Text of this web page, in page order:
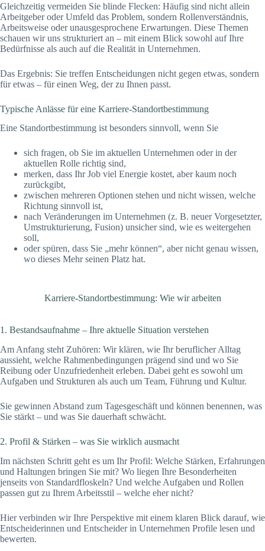
Gleichzeitig vermeiden Sie blinde Flecken: Häufig sind nicht allein
Arbeitgeber oder Umfeld das Problem, sondern Rollenverständnis,
Arbeitsweise oder unausgesprochene Erwartungen. Diese Themen
schauen wir uns strukturiert an – mit einem Blick sowohl auf Ihre
Bedürfnisse als auch auf die Realität in Unternehmen.
Das Ergebnis: Sie treffen Entscheidungen nicht gegen etwas, sondern
für etwas – für einen Weg, der zu Ihnen passt.
Typische Anlässe für eine Karriere-Standortbestimmung
Eine Standortbestimmung ist besonders sinnvoll, wenn Sie
sich fragen, ob Sie im aktuellen Unternehmen oder in der
aktuellen Rolle richtig sind,
merken, dass Ihr Job viel Energie kostet, aber kaum noch
zurückgibt,
zwischen mehreren Optionen stehen und nicht wissen, welche
Richtung sinnvoll ist,
nach Veränderungen im Unternehmen (z. B. neuer Vorgesetzter,
Umstrukturierung, Fusion) unsicher sind, wie es weitergehen
soll,
oder spüren, dass Sie „mehr können“, aber nicht genau wissen,
wo dieses Mehr seinen Platz hat.
Karriere-Standortbestimmung: Wie wir arbeiten
1. Bestandsaufnahme – Ihre aktuelle Situation verstehen
Am Anfang steht Zuhören: Wir klären, wie Ihr beruflicher Alltag
aussieht, welche Rahmenbedingungen prägend sind und wo Sie
Reibung oder Unzufriedenheit erleben. Dabei geht es sowohl um
Aufgaben und Strukturen als auch um Team, Führung und Kultur.
Sie gewinnen Abstand zum Tagesgeschäft und können benennen, was
Sie stärkt – und was Sie dauerhaft schwächt.
2. Profil & Stärken – was Sie wirklich ausmacht
Im nächsten Schritt geht es um Ihr Profil: Welche Stärken, Erfahrungen
und Haltungen bringen Sie mit? Wo liegen Ihre Besonderheiten
jenseits von Standardfloskeln? Und welche Aufgaben und Rollen
passen gut zu Ihrem Arbeitsstil – welche eher nicht?
Hier verbinden wir Ihre Perspektive mit einem klaren Blick darauf, wie
Entscheiderinnen und Entscheider in Unternehmen Profile lesen und
bewerten.